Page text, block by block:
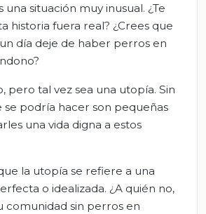
una situación muy inusual. ¿Te
historia fuera real? ¿Crees que
día deje de haber perros en
pero tal vez sea una utopía. Sin
se podría hacer son pequeñas
una vida digna a estos
la utopía se refiere a una
o idealizada. ¿A quién no,
comunidad sin perros en